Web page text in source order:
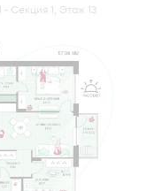
Секция 1, Этаж 13